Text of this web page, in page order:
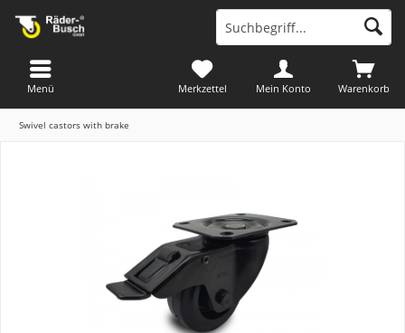
Warenkorb
Merkzettel Mein Konto
Menü
Swivel castors with brake